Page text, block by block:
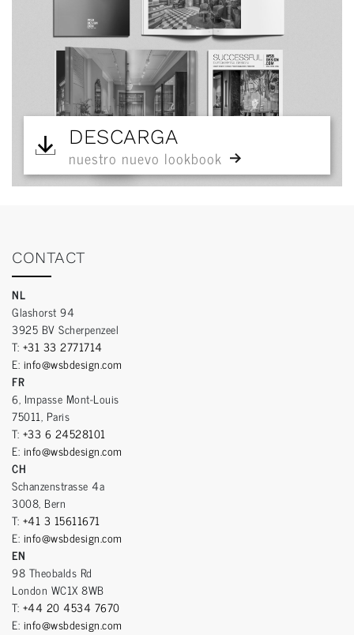
DESCARGA
nuestro nuevo lookbook
CONTACT
NL
Glashorst 94
3925 BV Scherpenzeel
T: +31 33 2771714
E: info@wsbdesign.com
FR
6, Impasse Mont-Louis
75011, Paris
T: +33 6 24528101
E: info@wsbdesign.com
CH
Schanzenstrasse 4a
3008, Bern
T: +41 3 15611671
E: info@wsbdesign.com
EN
98 Theobalds Rd
London WC1X 8WB
T: +44 20 4534 7670
E: info@wsbdesign.com